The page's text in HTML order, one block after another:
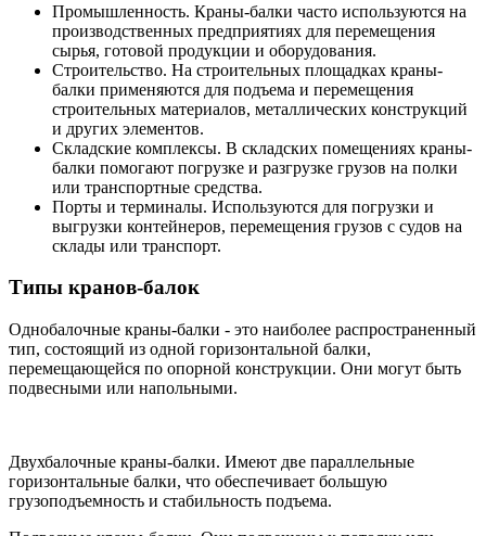
Промышленность. Краны-балки часто используются на
производственных предприятиях для перемещения
сырья, готовой продукции и оборудования.
Строительство. На строительных площадках краны-
балки применяются для подъема и перемещения
строительных материалов, металлических конструкций
и других элементов.
Складские комплексы. В складских помещениях краны-
балки помогают погрузке и разгрузке грузов на полки
или транспортные средства.
Порты и терминалы. Используются для погрузки и
выгрузки контейнеров, перемещения грузов с судов на
склады или транспорт.
Типы кранов-балок
Однобалочные краны-балки - это наиболее распространенный
тип, состоящий из одной горизонтальной балки,
перемещающейся по опорной конструкции. Они могут быть
подвесными или напольными.
Двухбалочные краны-балки. Имеют две параллельные
горизонтальные балки, что обеспечивает большую
грузоподъемность и стабильность подъема.